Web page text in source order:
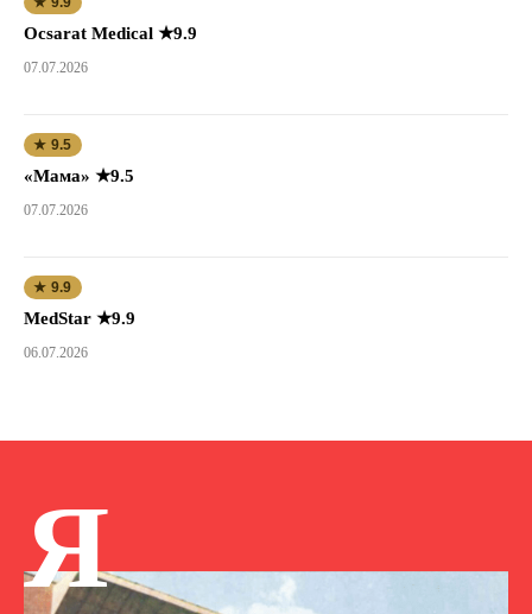
Ocsarat Medical ★9.9
07.07.2026
★ 9.5
«Мама» ★9.5
07.07.2026
★ 9.9
MedStar ★9.9
06.07.2026
Я